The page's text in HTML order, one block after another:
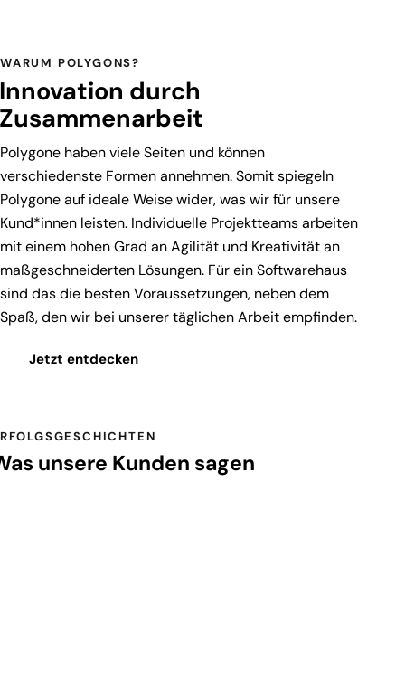
WARUM POLYGONS?
Innovation durch
Zusammenarbeit
Polygone haben viele Seiten und können
verschiedenste Formen annehmen. Somit spiegeln
Polygone auf ideale Weise wider, was wir für unsere
Kund*innen leisten. Individuelle Projektteams arbeiten
mit einem hohen Grad an Agilität und Kreativität an
maßgeschneiderten Lösungen. Für ein Softwarehaus
sind das die besten Voraussetzungen, neben dem
Spaß, den wir bei unserer täglichen Arbeit empfinden.
Jetzt entdecken
unsere Kunden sagen